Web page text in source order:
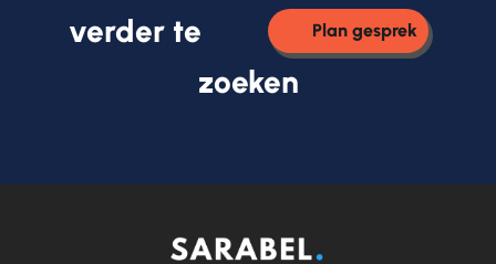
verder te
Plan gesprek
zoeken